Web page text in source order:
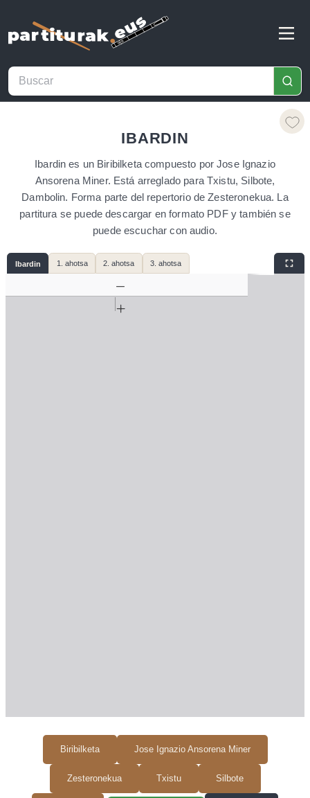
IBARDIN
Biribilketa Jose Ignazio Ansorena Miner
Zesteronekua Txistu Silbote
Ibardin es un Biribilketa compuesto por Jose Ignazio
Ansorena Miner. Está arreglado para Txistu, Silbote,
Dambolin. Forma parte del repertorio de Zesteronekua. La
partitura se puede descargar en formato PDF y también se
puede escuchar con audio.
Ibardin 1. ahotsa 2. ahotsa 3. ahotsa